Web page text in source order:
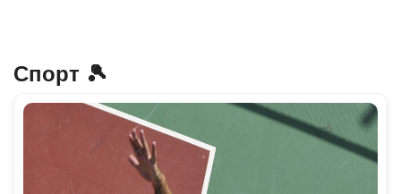
Спорт 🎾